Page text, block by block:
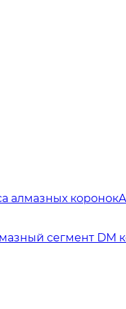
алмазных коронок
сегмент DM